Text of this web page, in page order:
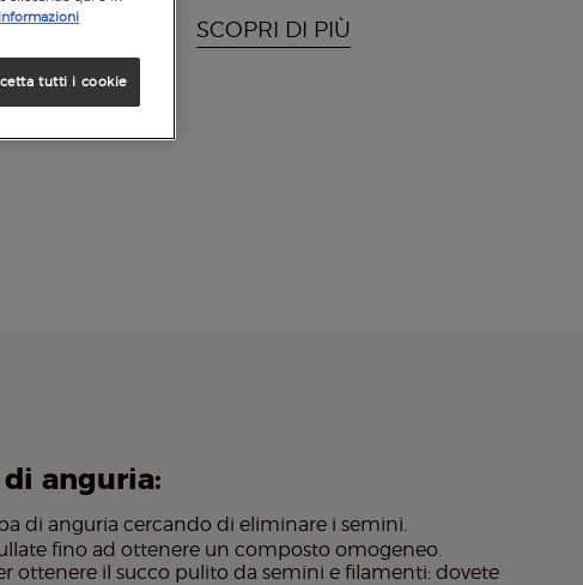
SCOPRI DI PIÙ
anguria:
di anguria cercando di eliminare i semini.
fino ad ottenere un composto omogeneo.
ottenere il succo pulito da semini e filamenti: dovete
tutti i cookie